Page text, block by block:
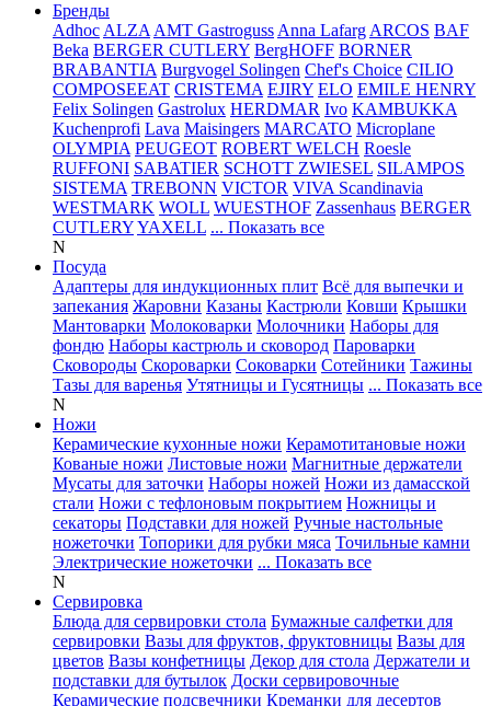
Бренды
Adhoc ALZA AMT Gastroguss Anna Lafarg ARCOS BAF
Beka BERGER CUTLERY BergHOFF BORNER
BRABANTIA Burgvogel Solingen Chef's Choice CILIO
COMPOSEEAT CRISTEMA EJIRY ELO EMILE HENRY
Felix Solingen Gastrolux HERDMAR Ivo KAMBUKKA
Kuchenprofi Lava Maisingers MARCATO Microplane
OLYMPIA PEUGEOT ROBERT WELCH Roesle
RUFFONI SABATIER SCHOTT ZWIESEL SILAMPOS
SISTEMA TREBONN VICTOR VIVA Scandinavia
WESTMARK WOLL WUESTHOF Zassenhaus BERGER
CUTLERYYAXELL ... Показать все
N
Посуда
Адаптеры для индукционных плит Всё для выпечки и
запекания Жаровни Казаны Кастрюли Ковши Крышки
Мантоварки Молоковарки Молочники Наборы для
фондю Наборы кастрюль и сковород Пароварки
Сковороды Скороварки Соковарки Сотейники Тажины
Тазы для варенья Утятницы и Гусятницы ... Показать все
N
Ножи
Керамические кухонные ножи Керамотитановые ножи
Кованые ножи Листовые ножи Магнитные держатели
Мусаты для заточки Наборы ножей Ножи из дамасской
стали Ножи с тефлоновым покрытием Ножницы и
секаторы Подставки для ножей Ручные настольные
ножеточки Топорики для рубки мяса Точильные камни
Электрические ножеточки ... Показать все
N
Сервировка
Блюда для сервировки стола Бумажные салфетки для
сервировки Вазы для фруктов, фруктовницы Вазы для
цветов Вазы конфетницы Декор для стола Держатели и
подставки для бутылок Доски сервировочные
Керамические подсвечники Креманки для десертов